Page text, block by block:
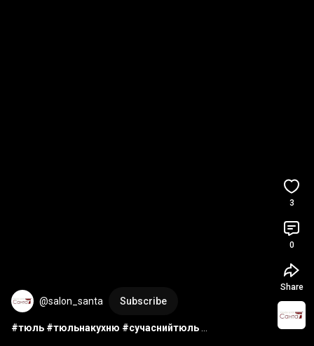
@salon_santa Subscribe
#тюль #тюльнакухню #сучаснийтюль
3
0
Share